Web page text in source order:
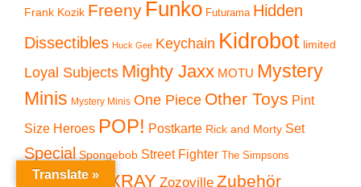
Frank Kozik Freeny Funko Futurama Hidden
Dissectibles Huck Gee Keychain Kidrobot limited
Loyal Subjects Mighty Jaxx MOTU Mystery
Minis Mystery Minis One Piece Other Toys Pint
Size Heroes POP! Postkarte Rick and Morty Set
Special Spongebob Street Fighter The Simpsons
VintageXXRAY Zozoville Zubehör
Translate »